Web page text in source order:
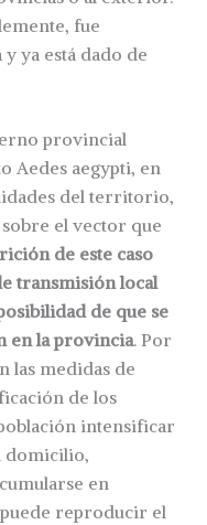
fue
ya está dado de
provincial
Aedes aegypti, en
del territorio,
el vector que
de este caso
transmisión local
de que se
en la provincia. Por
las medidas de
de los
intensificar
domicilio,
en
reproducir el